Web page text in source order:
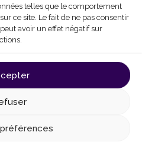
telles que le comportement
ce site. Le fait de ne pas consentir
avoir un effet négatif sur
love
confidentialité